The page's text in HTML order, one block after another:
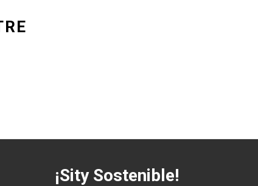
¡Sity Sostenible!